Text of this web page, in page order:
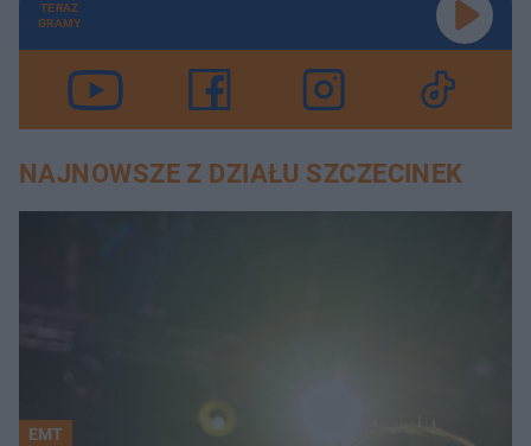
TERAZ
GRAMY
NAJNOWSZE Z DZIAŁU SZCZECINEK
EMT